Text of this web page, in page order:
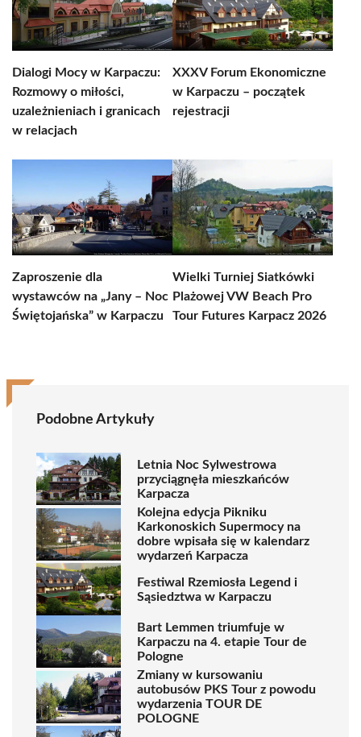
Dialogi Mocy w Karpaczu:
Rozmowy o miłości,
uzależnieniach i granicach
w relacjach
XXXV Forum Ekonomiczne
w Karpaczu – początek
rejestracji
Zaproszenie dla
wystawców na „Jany – Noc
Świętojańska” w Karpaczu
Wielki Turniej Siatkówki
Plażowej VW Beach Pro
Tour Futures Karpacz 2026
Podobne Artykuły
Letnia Noc Sylwestrowa
przyciągnęła mieszkańców
Karpacza
Kolejna edycja Pikniku
Karkonoskich Supermocy na
dobre wpisała się w kalendarz
wydarzeń Karpacza
Festiwal Rzemiosła Legend i
Sąsiedztwa w Karpaczu
Bart Lemmen triumfuje w
Karpaczu na 4. etapie Tour de
Pologne
Zmiany w kursowaniu
autobusów PKS Tour z powodu
wydarzenia TOUR DE
POLOGNE